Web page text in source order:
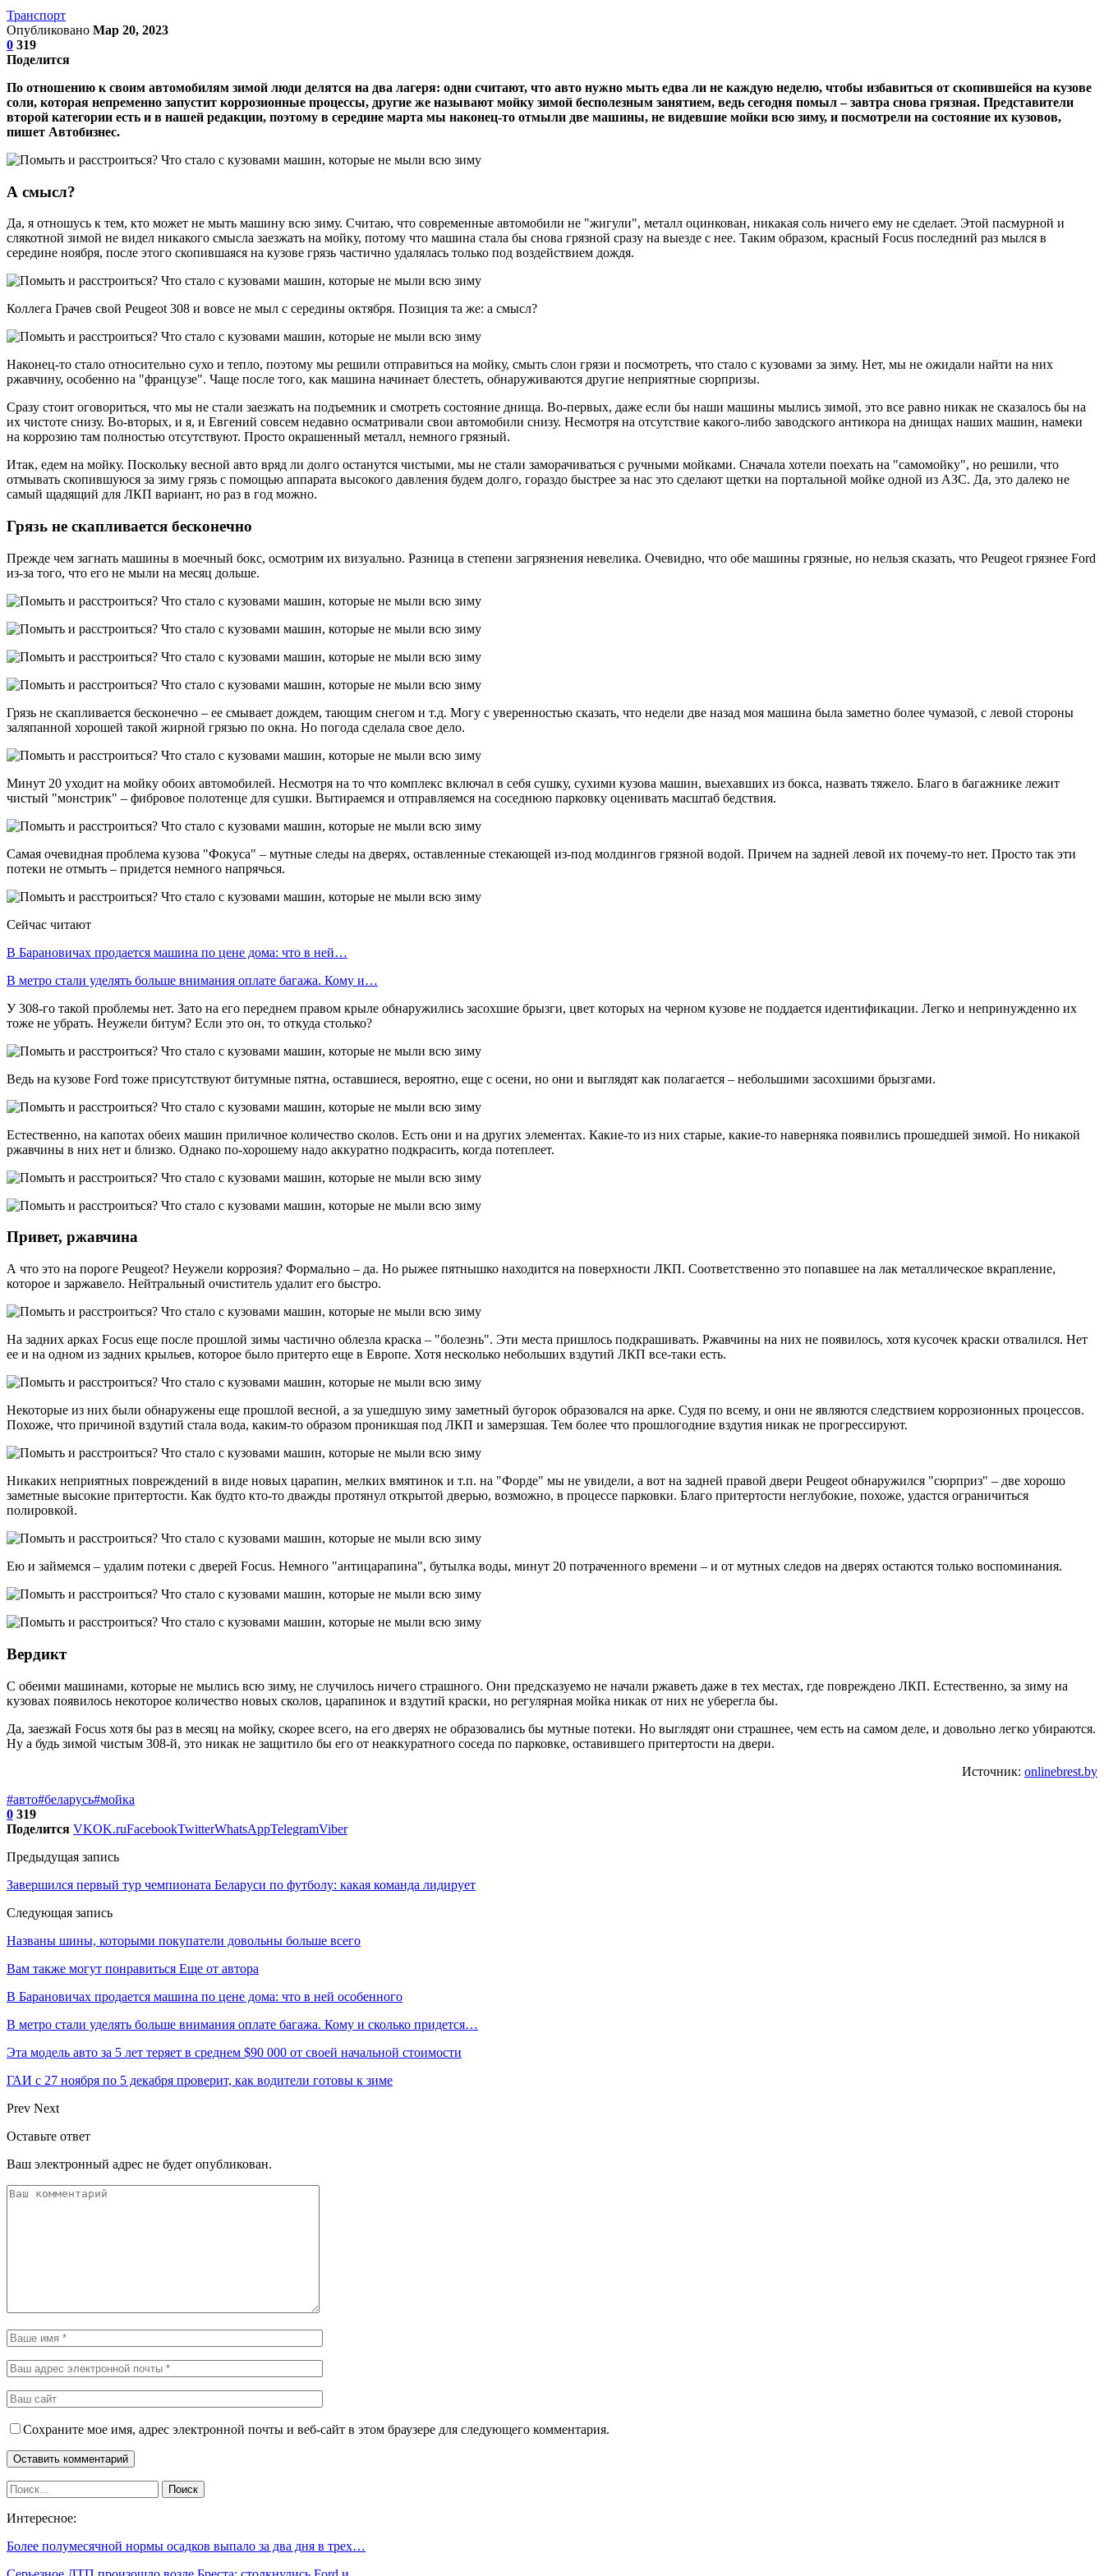
Транспорт
Опубликовано Мар 20, 2023
0 319
Поделится
По отношению к своим автомобилям зимой люди делятся на два лагеря: одни считают, что авто нужно мыть едва ли не каждую неделю, чтобы избавиться от скопившейся на кузове
соли, которая непременно запустит коррозионные процессы, другие же называют мойку зимой бесполезным занятием, ведь сегодня помыл – завтра снова грязная. Представители
второй категории есть и в нашей редакции, поэтому в середине марта мы наконец-то отмыли две машины, не видевшие мойки всю зиму, и посмотрели на состояние их кузовов,
пишет Автобизнес.
А смысл?
Да, я отношусь к тем, кто может не мыть машину всю зиму. Считаю, что современные автомобили не "жигули", металл оцинкован, никакая соль ничего ему не сделает. Этой пасмурной и
слякотной зимой не видел никакого смысла заезжать на мойку, потому что машина стала бы снова грязной сразу на выезде с нее. Таким образом, красный Focus последний раз мылся в
середине ноября, после этого скопившаяся на кузове грязь частично удалялась только под воздействием дождя.
Коллега Грачев свой Peugeot 308 и вовсе не мыл с середины октября. Позиция та же: а смысл?
Наконец-то стало относительно сухо и тепло, поэтому мы решили отправиться на мойку, смыть слои грязи и посмотреть, что стало с кузовами за зиму. Нет, мы не ожидали найти на них
ржавчину, особенно на "французе". Чаще после того, как машина начинает блестеть, обнаруживаются другие неприятные сюрпризы.
Сразу стоит оговориться, что мы не стали заезжать на подъемник и смотреть состояние днища. Во-первых, даже если бы наши машины мылись зимой, это все равно никак не сказалось бы на
их чистоте снизу. Во-вторых, и я, и Евгений совсем недавно осматривали свои автомобили снизу. Несмотря на отсутствие какого-либо заводского антикора на днищах наших машин, намеки
на коррозию там полностью отсутствуют. Просто окрашенный металл, немного грязный.
Итак, едем на мойку. Поскольку весной авто вряд ли долго останутся чистыми, мы не стали заморачиваться с ручными мойками. Сначала хотели поехать на "самомойку", но решили, что
отмывать скопившуюся за зиму грязь с помощью аппарата высокого давления будем долго, гораздо быстрее за нас это сделают щетки на портальной мойке одной из АЗС. Да, это далеко не
самый щадящий для ЛКП вариант, но раз в год можно.
Грязь не скапливается бесконечно
Прежде чем загнать машины в моечный бокс, осмотрим их визуально. Разница в степени загрязнения невелика. Очевидно, что обе машины грязные, но нельзя сказать, что Peugeot грязнее Ford
из-за того, что его не мыли на месяц дольше.
Грязь не скапливается бесконечно – ее смывает дождем, тающим снегом и т.д. Могу с уверенностью сказать, что недели две назад моя машина была заметно более чумазой, с левой стороны
заляпанной хорошей такой жирной грязью по окна. Но погода сделала свое дело.
Минут 20 уходит на мойку обоих автомобилей. Несмотря на то что комплекс включал в себя сушку, сухими кузова машин, выехавших из бокса, назвать тяжело. Благо в багажнике лежит
чистый "монстрик" – фибровое полотенце для сушки. Вытираемся и отправляемся на соседнюю парковку оценивать масштаб бедствия.
Самая очевидная проблема кузова "Фокуса" – мутные следы на дверях, оставленные стекающей из-под молдингов грязной водой. Причем на задней левой их почему-то нет. Просто так эти
потеки не отмыть – придется немного напрячься.
Сейчас читают
В Барановичах продается машина по цене дома: что в ней…
В метро стали уделять больше внимания оплате багажа. Кому и…
У 308-го такой проблемы нет. Зато на его переднем правом крыле обнаружились засохшие брызги, цвет которых на черном кузове не поддается идентификации. Легко и непринужденно их
тоже не убрать. Неужели битум? Если это он, то откуда столько?
Ведь на кузове Ford тоже присутствуют битумные пятна, оставшиеся, вероятно, еще с осени, но они и выглядят как полагается – небольшими засохшими брызгами.
Естественно, на капотах обеих машин приличное количество сколов. Есть они и на других элементах. Какие-то из них старые, какие-то наверняка появились прошедшей зимой. Но никакой
ржавчины в них нет и близко. Однако по-хорошему надо аккуратно подкрасить, когда потеплеет.
Привет, ржавчина
А что это на пороге Peugeot? Неужели коррозия? Формально – да. Но рыжее пятнышко находится на поверхности ЛКП. Соответственно это попавшее на лак металлическое вкрапление,
которое и заржавело. Нейтральный очиститель удалит его быстро.
На задних арках Focus еще после прошлой зимы частично облезла краска – "болезнь". Эти места пришлось подкрашивать. Ржавчины на них не появилось, хотя кусочек краски отвалился. Нет
ее и на одном из задних крыльев, которое было притерто еще в Европе. Хотя несколько небольших вздутий ЛКП все-таки есть.
Некоторые из них были обнаружены еще прошлой весной, а за ушедшую зиму заметный бугорок образовался на арке. Судя по всему, и они не являются следствием коррозионных процессов.
Похоже, что причиной вздутий стала вода, каким-то образом проникшая под ЛКП и замерзшая. Тем более что прошлогодние вздутия никак не прогрессируют.
Никаких неприятных повреждений в виде новых царапин, мелких вмятинок и т.п. на "Форде" мы не увидели, а вот на задней правой двери Peugeot обнаружился "сюрприз" – две хорошо
заметные высокие притертости. Как будто кто-то дважды протянул открытой дверью, возможно, в процессе парковки. Благо притертости неглубокие, похоже, удастся ограничиться
полировкой.
Ею и займемся – удалим потеки с дверей Focus. Немного "антицарапина", бутылка воды, минут 20 потраченного времени – и от мутных следов на дверях остаются только воспоминания.
Вердикт
С обеими машинами, которые не мылись всю зиму, не случилось ничего страшного. Они предсказуемо не начали ржаветь даже в тех местах, где повреждено ЛКП. Естественно, за зиму на
кузовах появилось некоторое количество новых сколов, царапинок и вздутий краски, но регулярная мойка никак от них не уберегла бы.
Да, заезжай Focus хотя бы раз в месяц на мойку, скорее всего, на его дверях не образовались бы мутные потеки. Но выглядят они страшнее, чем есть на самом деле, и довольно легко убираются.
Ну а будь зимой чистым 308-й, это никак не защитило бы его от неаккуратного соседа по парковке, оставившего притертости на двери.
Источник: onlinebrest.by
#авто#беларусь#мойка
0 319
Поделится VKOK.ruFacebookTwitterWhatsAppTelegramViber
Предыдущая запись
Завершился первый тур чемпионата Беларуси по футболу: какая команда лидирует
Следующая запись
Названы шины, которыми покупатели довольны больше всего
Вам также могут понравиться Еще от автора
В Барановичах продается машина по цене дома: что в ней особенного
В метро стали уделять больше внимания оплате багажа. Кому и сколько придется…
Эта модель авто за 5 лет теряет в среднем $90 000 от своей начальной стоимости
ГАИ с 27 ноября по 5 декабря проверит, как водители готовы к зиме
Prev Next
Оставьте ответ
Ваш электронный адрес не будет опубликован.
Сохраните мое имя, адрес электронной почты и веб-сайт в этом браузере для следующего комментария.
Интересное:
Более полумесячной нормы осадков выпало за два дня в трех…